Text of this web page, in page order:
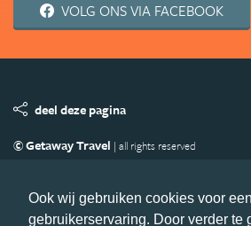
Ook wij gebruiken cookies voor
gebruikerservaring. Door verder te
VOLG ONS VIA FACEBOOK
deel deze pagina
© Getaway Travel | all rights reserved
Copyright
Privacy statement Disclaimer